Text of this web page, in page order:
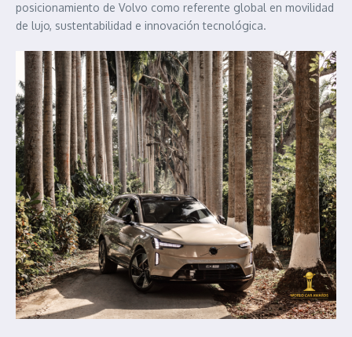
posicionamiento de Volvo como referente global en movilidad
de lujo, sustentabilidad e innovación tecnológica.